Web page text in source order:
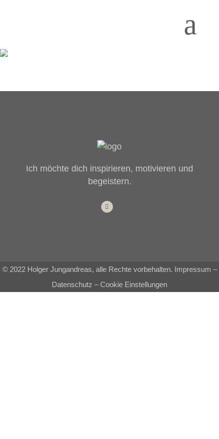
Ich möchte dich inspirieren, motivieren und
begeistern.
© 2022 Holger Jungandreas, alle Rechte vorbehalten. Impressum –
Datenschutz –Cookie Einstellungen